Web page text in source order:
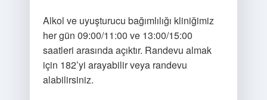
Alkol ve uyuşturucu bağımlılığı kliniğimiz
her gün 09:00/11:00 ve 13:00/15:00
saatleri arasında açıktır. Randevu almak
için 182’yi arayabilir veya randevu
alabilirsiniz.